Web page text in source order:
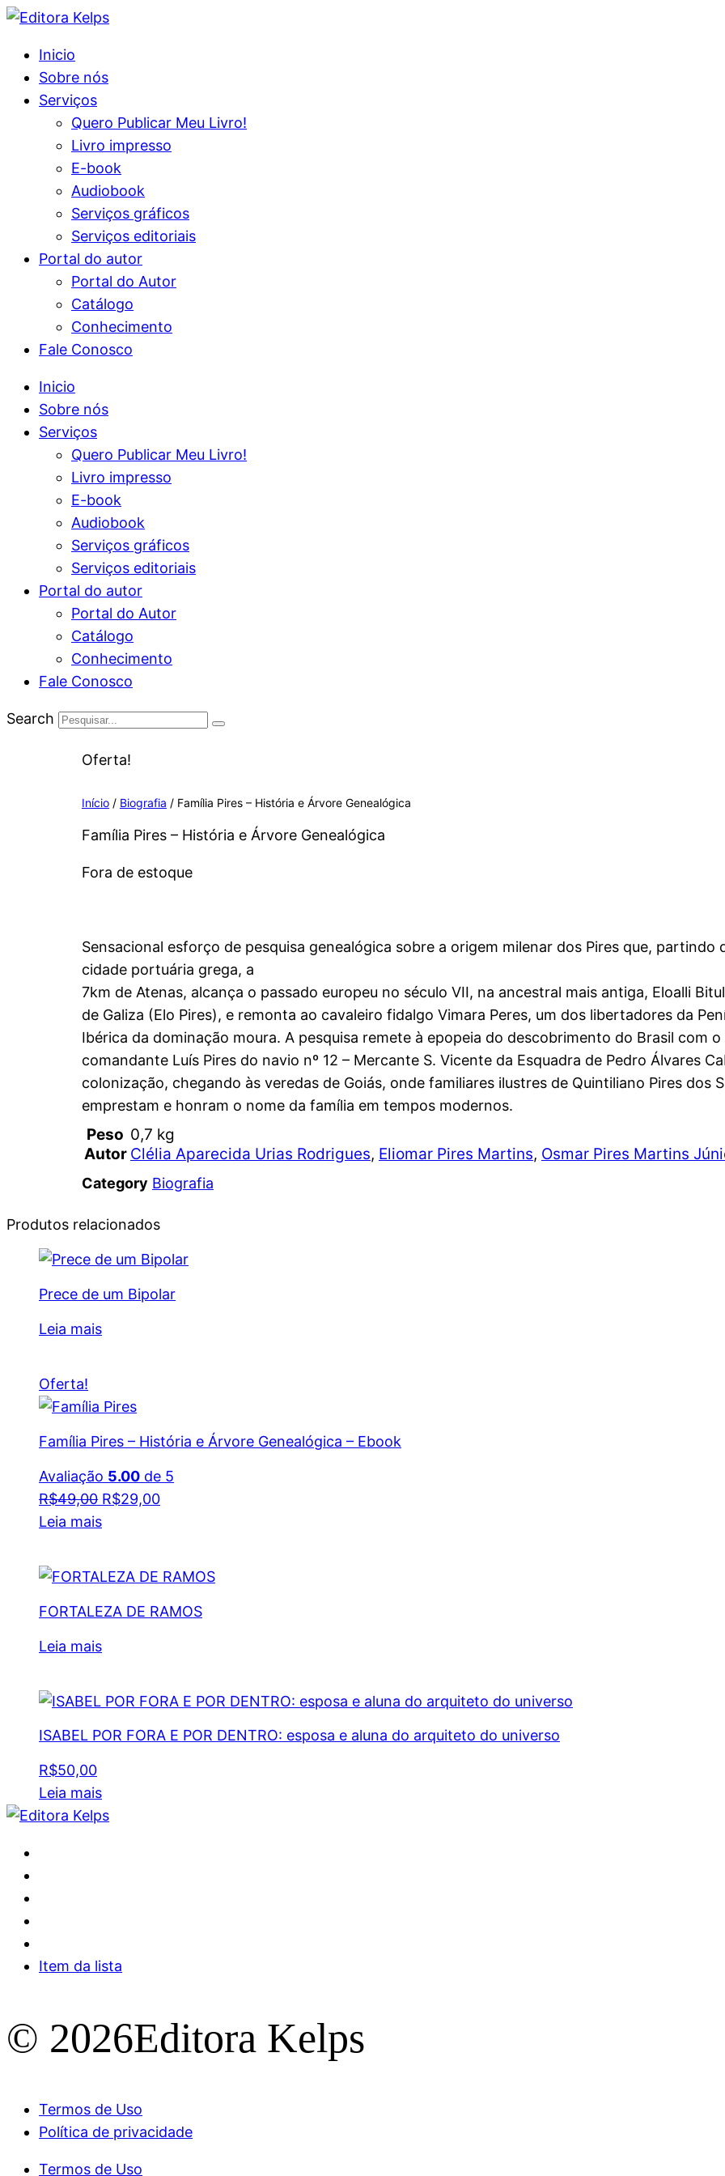
Inicio
Sobre nós
Serviços
Quero Publicar Meu Livro!
Livro impresso
E-book
Audiobook
Serviços gráficos
Serviços editoriais
Portal do autor
Portal do Autor
Catálogo
Conhecimento
Fale Conosco
Inicio
Sobre nós
Serviços
Quero Publicar Meu Livro!
Livro impresso
E-book
Audiobook
Serviços gráficos
Serviços editoriais
Portal do autor
Portal do Autor
Catálogo
Conhecimento
Fale Conosco
Search
Oferta!
Início/ Biografia / Família Pires – História e Árvore Genealógica
Família Pires – História e Árvore Genealógica
Fora de estoque
Sensacional esforço de pesquisa genealógica sobre a origem milenar dos Pires que, partindo
cidade portuária grega, a
7km de Atenas, alcança o passado europeu no século VII, na ancestral mais antiga, Eloalli
de Galiza (Elo Pires), e remonta ao cavaleiro fidalgo Vimara Peres, um dos libertadores da
Ibérica da dominação moura. A pesquisa remete à epopeia do descobrimento do Brasil com o
comandante Luís Pires do navio nº 12 – Mercante S. Vicente da Esquadra de Pedro Álvares
colonização, chegando às veredas de Goiás, onde familiares ilustres de Quintiliano Pires dos
emprestam e honram o nome da família em tempos modernos.
Peso 0,7 kg
Autor Clélia Aparecida Urias Rodrigues, Eliomar Pires Martins, Osmar Pires Martins
Category Biografia
Produtos relacionados
Prece de um Bipolar
Leia mais
Oferta!
Família Pires – História e Árvore Genealógica – Ebook
Avaliação 5.00 de 5
R$49,00 O
preço
R$49,00.
R$29,00O
R$29,00.
Leia mais
FORTALEZA DE RAMOS
Leia mais
ISABEL POR FORA E POR DENTRO: esposa e aluna do arquiteto do universo
R$50,00
Leia mais
Item da lista
© 2026Editora Kelps
Termos de Uso
Política de privacidade
Termos de Uso